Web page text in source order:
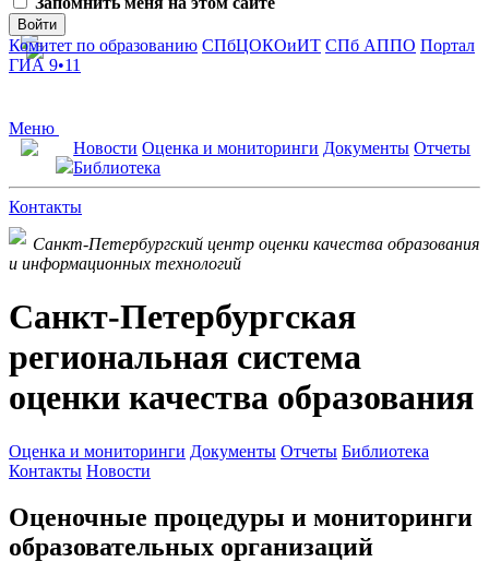
Войти
Комитет по образованию СПбЦОКОиИТ СПб АППО Портал
ГИА 9•11
Меню
Новости Оценка и мониторинги Документы Отчеты
Библиотека
Контакты
Санкт-Петербургский центр оценки качества образования
и информационных технологий
Санкт-Петербургская
региональная система
оценки качества образования
Оценка и мониторинги Документы Отчеты Библиотека
Контакты Новости
Оценочные процедуры и мониторинги
образовательных организаций